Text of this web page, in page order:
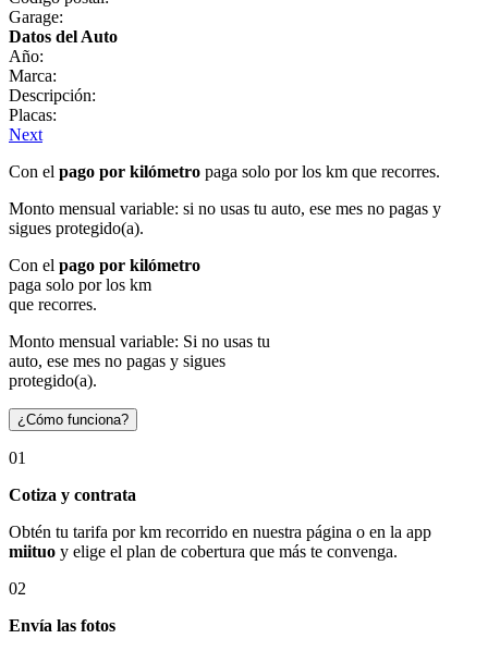
Garage:
Datos del Auto
Año:
Marca:
Descripción:
Placas:
Next
Con el pago por kilómetro paga solo por los km que recorres.
Monto mensual variable: si no usas tu auto, ese mes no pagas y
sigues protegido(a).
Con el pago por kilómetro
paga solo por los km
que recorres.
Monto mensual variable: Si no usas tu
auto, ese mes no pagas y sigues
protegido(a).
¿Cómo funciona?
01
Cotiza y contrata
Obtén tu tarifa por km recorrido en nuestra página o en la app
miituo y elige el plan de cobertura que más te convenga.
02
Envía las fotos